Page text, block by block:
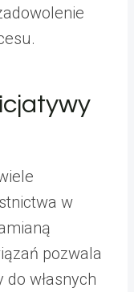
w
pozwala
własnych